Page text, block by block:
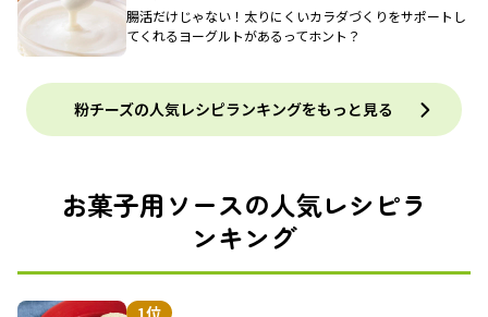
腸活だけじゃない！太りにくいカラダづくりをサポートし
てくれるヨーグルトがあるってホント？
粉チーズの人気レシピランキングをもっと見る
お菓子用ソースの人気レシピラ
ンキング